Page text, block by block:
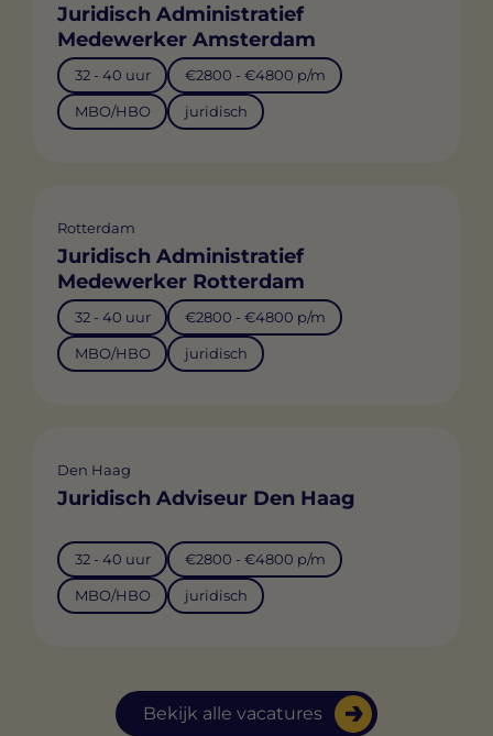
Bekijk alle vacatures
Juridisch Administratief
Medewerker Amsterdam
32 - 40 uur €2800 - €4800 p/m
MBO/HBO juridisch
Rotterdam
Juridisch Administratief
Medewerker Rotterdam
32 - 40 uur €2800 - €4800 p/m
MBO/HBO juridisch
Den Haag
Juridisch Adviseur Den Haag
32 - 40 uur €2800 - €4800 p/m
MBO/HBO juridisch